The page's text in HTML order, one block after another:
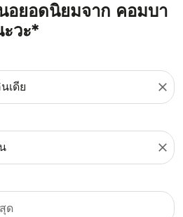
อยอดนิยมจาก คอมบา
วะ*
close
close